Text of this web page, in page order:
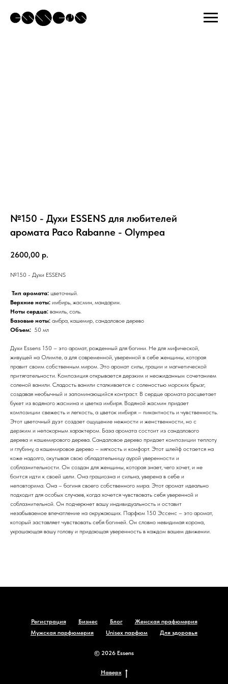
№150 - Духи ESSENS для любителей
аромата Paco Rabanne - Olympea
2600,00 р.
№150 - Духи ESSENS
Тип аромата: цветочный.
Верхние ноты: имбирь, жасмин, мандарин.
Ноты сердца: ваниль, соль.
Базовые ноты: амбра, кашемир, сандаловое дерево
Объем: 50 мл
Духи Essens 150 – это аромат, рожденный для богини. Не для мифической,
живущей на Олимпе, а для современной, уверенной в себе женщины, которая
правит своим собственным миром. Это аромат силы, грации и магнетической
притягательности. Композиция открывается дерзким и неожиданным сочетанием
соленой ванили. Сладость ванили сталкивается с соленостью морских брызг,
создавая необычный и запоминающийся контраст. В сердце аромата расцветает
букет из водяного жасмина и цветка имбиря. Водяной жасмин придает
композиции свежесть и легкость, а цветок имбиря – пикантность и чувственность.
Этот цветочный дуэт создает ощущение нежности и женственности, но с
дерзким и непокорным характером. База аромата состоит из сандалового
дерева и кашемирового дерева. Сандаловое дерево придает композиции теплоту
и глубину, а кашемировое дерево – мягкость и комфорт. Этот шлейф остается на
коже надолго, окутывая свою обладательницу аурой уверенности и
соблазнительности. Он создан для женщины, которая знает, чего хочет, и не
боится идти к своей цели. Она грациозна и сильна, уверена в себе и
неповторима. Она – богиня своего собственного мира. Этот аромат идеально
подходит для особых случаев, когда хочется чувствовать себя уверенной и
соблазнительной. Он подчеркнет вашу индивидуальность и оставит
незабываемое впечатление на окружающих. Парфюм 150 Эссенс – это аромат,
который заставляет чувствовать себя богиней. Он словно невидимая корона,
украшающая вашу голову и придающая уверенность в каждом вашем движении.
Регистрация Бизнес Блог
Женская прафюмерия
Мужская парфюмерия
Unisex парфюм Для здоровья
© 2026 Essens
Наверх